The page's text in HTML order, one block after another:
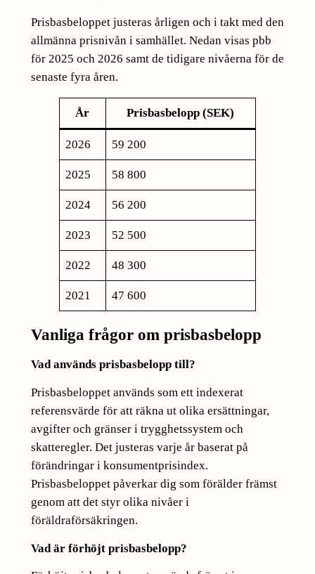
Prisbasbeloppet justeras årligen och i takt med den
allmänna prisnivån i samhället. Nedan visas pbb
för 2025 och 2026 samt de tidigare nivåerna för de
senaste fyra åren.
År Prisbasbelopp (SEK)
2026 59 200
2025 58 800
2024 56 200
2023 52 500
2022 48 300
2021 47 600
Vanliga frågor om prisbasbelopp
Vad används prisbasbelopp till?
Prisbasbeloppet används som ett indexerat
referensvärde för att räkna ut olika ersättningar,
avgifter och gränser i trygghetssystem och
skatteregler. Det justeras varje år baserat på
förändringar i konsumentprisindex.
Prisbasbeloppet påverkar dig som förälder främst
genom att det styr olika nivåer i
föräldraförsäkringen.
Vad är förhöjt prisbasbelopp?